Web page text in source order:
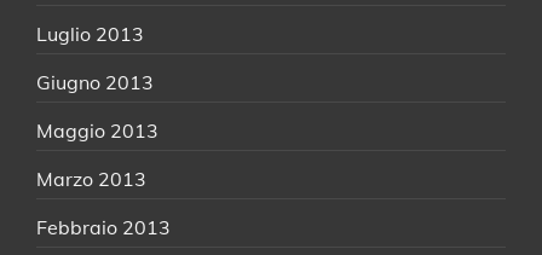
Luglio 2013
Giugno 2013
Maggio 2013
Marzo 2013
Febbraio 2013